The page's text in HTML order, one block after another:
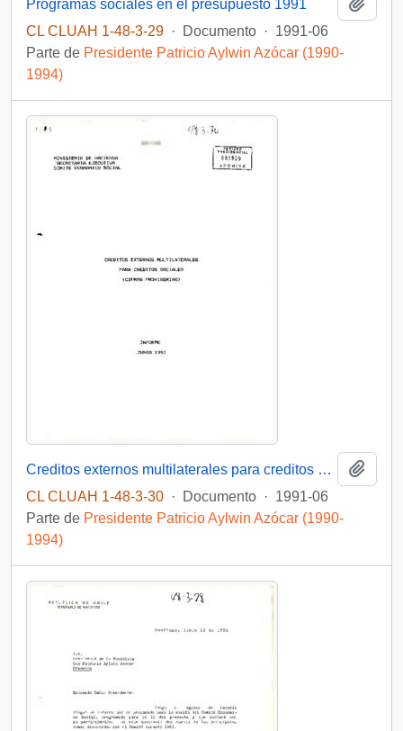
Programas sociales en el presupuesto 1991
CL CLUAH 1-48-3-29 · Documento · 1991-06
Parte de Presidente Patricio Aylwin Azócar (1990-
1994)
Creditos externos multilaterales para creditos sociales
CL CLUAH 1-48-3-30 · Documento · 1991-06
Parte de Presidente Patricio Aylwin Azócar (1990-
1994)